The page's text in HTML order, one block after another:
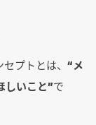
プトとは、 “メ
しいこと”で